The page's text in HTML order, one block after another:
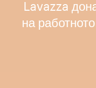
Lavazza
на